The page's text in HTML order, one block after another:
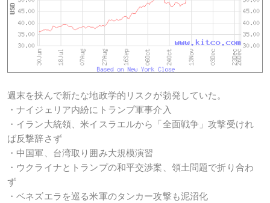
週末を挟んで新たな地政学的リスクが勃発していた。
・ナイジェリア内紛にトランプ軍事介入
・イラン大統領、米イスラエルから「全面戦争」攻撃受けれ
ば反撃辞さず
・中国軍、台湾取り囲み大規模演習
・ウクライナとトランプの和平交渉案、領土問題で折り合わ
ず
・ベネズエラを巡る米軍のタンカー攻撃も泥沼化